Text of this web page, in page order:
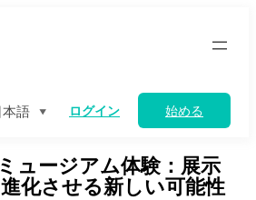
本語 ▼ ログイン 始める
ュージアム体験：展示
化させる新しい可能性